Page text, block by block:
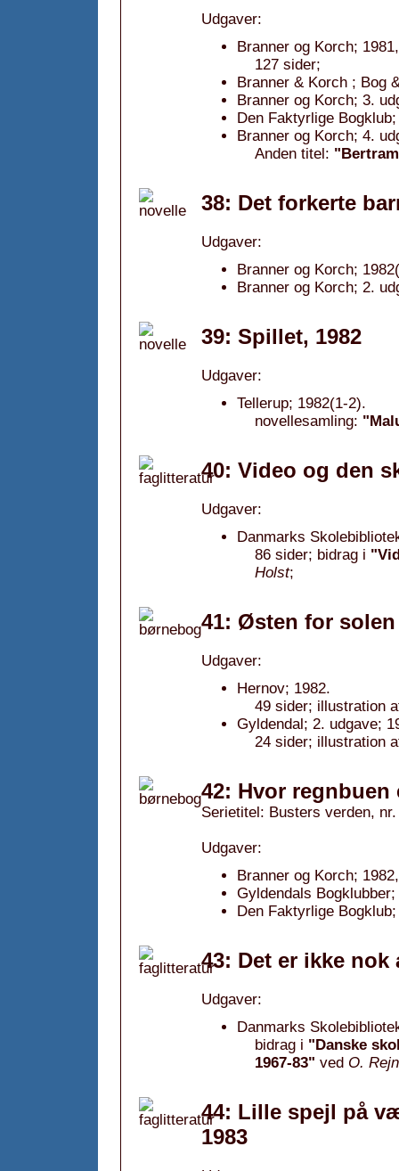
Udgaver:
Branner og Korch;
127 sider;
Branner & Korch ; Bog
Branner og Korch; 3.
Den Faktyrlige
Branner og Korch; 4.
Anden titel:
38: Det forkerte
Udgaver:
Branner og Korch;
Branner og Korch; 2.
39: Spillet, 1982
Udgaver:
Tellerup; 1982(1-2).
novellesamling:
40: Video og den
Udgaver:
Danmarks
86 sider; bidrag i
Holst;
41: Østen for solen
Udgaver:
Hernov; 1982.
49 sider; illustration
Gyldendal; 2. udgave;
24 sider; illustration
42: Hvor regnbuen
Serietitel: Busters verden,
Udgaver:
Branner og Korch;
Gyldendals Bogklubber;
Den Faktyrlige
43: Det er ikke
Udgaver:
Danmarks
bidrag i "Danske
1967-83" ved O.
44: Lille spejl på
1983